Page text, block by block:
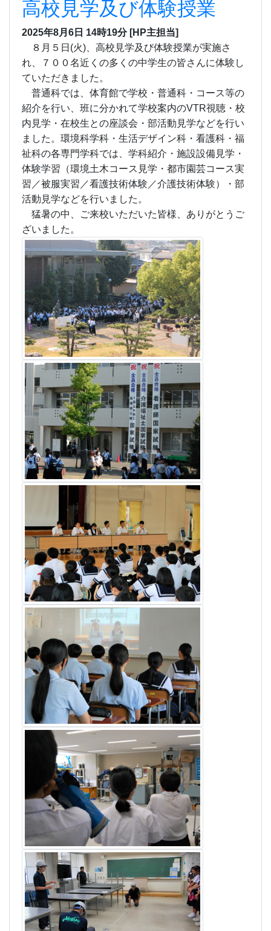
高校見学及び体験授業
2025年8月6日 14時19分 [HP主担当]
８月５ 日(火)、高校見学及び体験授業が実施さ
れ、７ ００名近くの多くの中学生の皆さんに体験し
ていただきました。
普通科では、体育館で学校・普通科・コース等の
紹介を行い、班に分かれて学校案内のVTR視聴・ 校
内見学・在校生との座談会・部活動見学などを行い
ました。環境科学科・生活デザイン科・看護科・福
祉科の各専門学科では、学科紹介・施設設備見学・
体験学習（環境土木コース見学・都市園芸コース実
習／被服実習／看護技術体験／介護技術体験）
・ 部
活動見学などを行いました。
猛暑の中、
ご来校いただいた皆様、 ありがとうご
ざいました。